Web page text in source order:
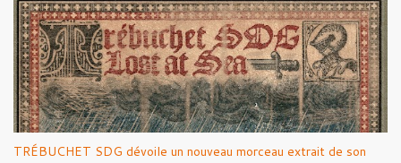
cette réflexion, Tracks est allé à la rencontre de Noise (
Kanonenfieber ) et de Dmytro Kumar ( 1914 ), qui reviennent sur
leur intérêt pour la Première Guerre mondiale. Le documentaire
donne également la parole au producteur Kristian "Kohle"
Kohlmannslehner, collaborateur de 1914 , ainsi qu'à l'historien
Ralf Raths, directeur du Musée allemand des blindés de Munster,
afin d'interroger plus largement la place des images de guerre
dans l'esthétique et l'imaginaire du Metal. Le reportage est à
TRÉBUCHET SDG dévoile un nouveau morceau extrait de son